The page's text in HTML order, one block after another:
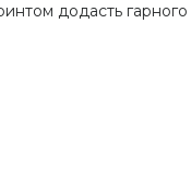
додасть